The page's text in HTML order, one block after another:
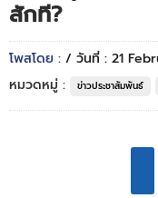
สักที?
โพสโดย : / วันที่ : 21
หมวดหมู่ :
ข่าวประชาสัมพันธ์